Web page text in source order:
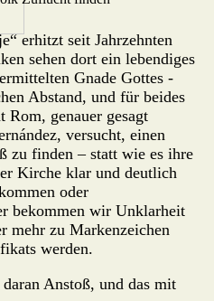
erhitzt seit Jahrzehnten
sehen dort ein lebendiges
Gnade Gottes -
Abstand, und für beides
Rom, genauer gesagt
versucht, einen
zu finden – statt wie es ihre
Kirche klar und deutlich
oder
bekommen wir Unklarheit
mehr zu Mar­ken­zeichen
werden.
Anstoß, und das mit